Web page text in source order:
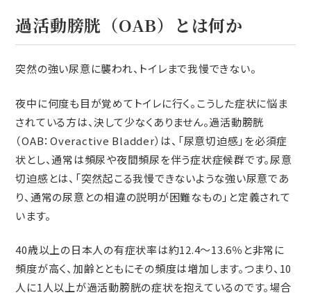
過活動膀胱（OAB）とは何か
突然の強い尿意に襲われ、トイレまで我慢できない。
夜中に何度も目が覚めてトイレに行く。こうした症状に悩ま
されている方は、決して少なくありません。過活動膀胱
（OAB：Overactive Bladder）は、「尿意切迫感」を必須症
状とし、通常は頻尿や夜間頻尿を伴う症状症候群です。尿意
切迫感とは、「突然起こる我慢できないような強い尿意であ
り、通常の尿意との相違の説明が困難なもの」と定義されて
います。
40歳以上の日本人の有症状率は約12.4～13.6％と非常に
頻度が高く、加齢とともにその頻度は増加します。つまり、10
人に1人以上が過活動膀胱の症状を抱えているのです。場合